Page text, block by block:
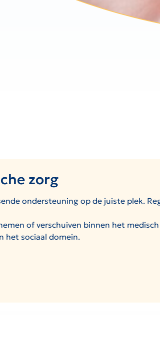
zorg
ondersteuning op de juiste plek.
of verschuiven binnen het
het sociaal domein.